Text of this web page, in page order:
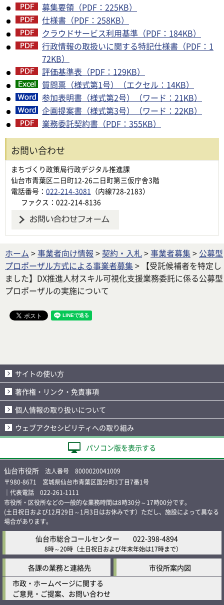
募集要領（PDF：225KB）
仕様書（PDF：258KB）
クラウドサービス利用基準（PDF：184KB）
行政情報の取扱いに関する特記仕様書（PDF：1
72KB）
評価基準表（PDF：129KB）
質問票（様式第1号）（エクセル：14KB）
参加表明書（様式第2号）（ワード：21KB）
企画提案書（様式第3号）（ワード：22KB）
業務委託契約書（PDF：355KB）
お問い合わせ
まちづくり政策局行政デジタル推進課
仙台市青葉区二日町12-26二日町第三仮庁舎3階
電話番号： 022-214-3081 （内線728-2183）
ファクス：022-214-8136
ホーム >事業者向け情報 > 契約・入札>事業者募集 > 公募型
プロポーザル方式による事業者募集 > 【受託候補者を特定し
ました】DX推進人材スキル可視化支援業務委託に係る公募型
プロポーザルの実施について
サイトの使い方
著作権・リンク・免責事項
個人情報の取り扱いについて
ウェブアクセシビリティへの取り組み
パソコン版を表示する
仙台市役所 法人番号 8000020041009
〒980-8671 宮城県仙台市青葉区国分町3丁目7番1号
｜代表電話 022-261-1111
市役所・区役所などの一般的な業務時間は8時30分～17時00分です。
(土日祝日および12月29日～1月3日はお休みです）ただし、施設によって異なる
場合があります。
仙台市総合コールセンター 022-398-4894
8時～20時 （土日祝日および年末年始は17時まで）
各課の業務と連絡先
市役所案内図
市政・ホームページに関する
ご意見・ご提案、お問い合わせ